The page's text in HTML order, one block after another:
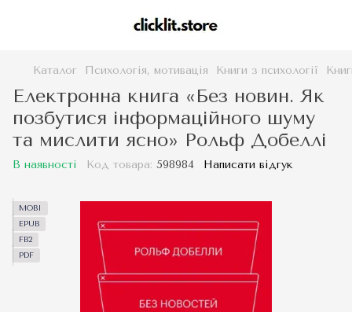
Каталог Психологія, мотивація Книги з психології
Електронна книга «Без новин. Як
позбутися інформаційного шуму
та мислити ясно» Рольф Добеллі
В наявності Код товара: 598984 Написати відгук
MOBI
EPUB
FB2
PDF